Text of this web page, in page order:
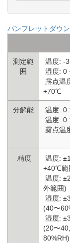
パンフレットダウ
測定範
囲
温度: -
湿度: 0
露点温
+70℃
分解能
温度:
温度:
露点温
精度
温度:
+40℃範
温度:
外範囲)
湿度:
(40〜
湿度:
(20〜
80%RH)